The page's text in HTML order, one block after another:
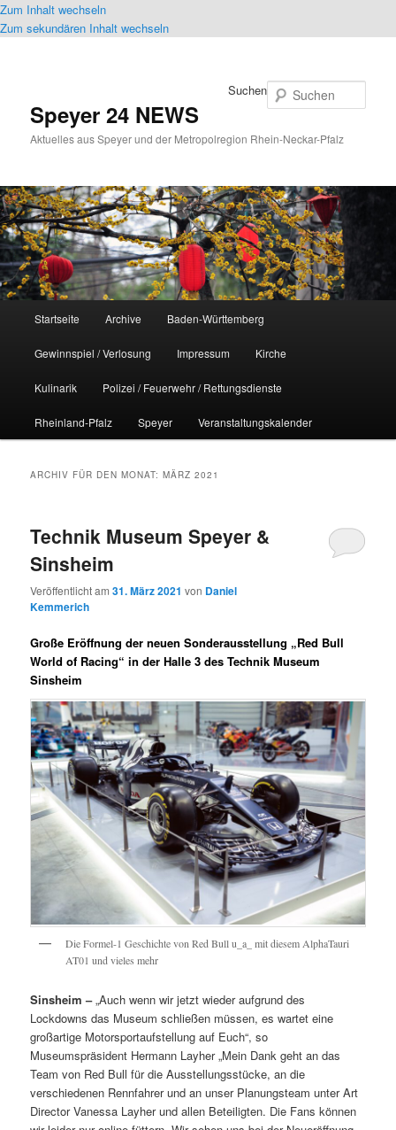
Zum Inhalt wechseln
Zum sekundären Inhalt wechseln
Speyer 24 NEWS
Aktuelles aus Speyer und der Metropolregion Rhein-Neckar-Pfalz
Suchen
Startseite Archive Baden-Württemberg
Gewinnspiel / Verlosung Impressum Kirche
Kulinarik Polizei / Feuerwehr / Rettungsdienste
Rheinland-Pfalz Speyer Veranstaltungskalender
ARCHIV FÜR DEN MONAT:MÄRZ 2021
Technik Museum Speyer &
Sinsheim
Veröffentlicht am31. März 2021 von Daniel
Kemmerich
Große Eröffnung der neuen Sonderausstellung „Red Bull
World of Racing“ in der Halle 3 des Technik Museum
Sinsheim
Die Formel-1 Geschichte von Red Bull u_a_ mit diesem AlphaTauri
AT01 und vieles mehr
Sinsheim –„Auch wenn wir jetzt wieder aufgrund des
Lockdowns das Museum schließen müssen, es wartet eine
großartige Motorsportaufstellung auf Euch“, so
Museumspräsident Hermann Layher „Mein Dank geht an das
Team von Red Bull für die Ausstellungsstücke, an die
verschiedenen Rennfahrer und an unser Planungsteam unter Art
Director Vanessa Layher und allen Beteiligten. Die Fans können